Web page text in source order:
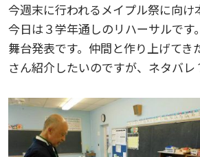
今週末に行われるメイプル祭に向け
今日は３学年通しのリハーサルで
舞台発表です。仲間と作り上げて
さん紹介したいのですが、ネタバ